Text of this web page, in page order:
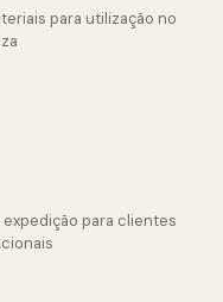
para utilização no
para clientes